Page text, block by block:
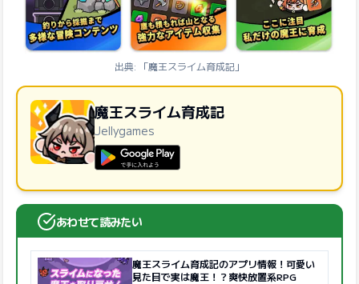
出典: 「魔王スライム育成記」
魔王スライム育成記
Jellygames
あわせて読みたい
魔王スライム育成記のアプリ情報！可愛い
見た目で実は魔王！？爽快放置系RPG